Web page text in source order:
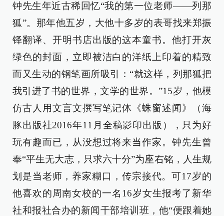
钟先生年近古稀回忆“我的第一位老师——列那
狐”。那年他五岁，大他十多岁的表哥找来郑振
铎翻译、开明书店出版的这本童书。他打开灰
绿色的封面，立即被洁白的洋纸上印着的精致
而又生动的钢笔画所吸引：“就这样，列那狐把
我引进了书的世界，文学的世界。”15岁，他模
仿古人用文言文撰写笔记体《蛛窗述闻》（海
豚出版社2016年11月全稿影印出版），只为好
玩有趣而已，从没想过将来当作家。钟先生曾
奉“平生无大志，只求六十分”为座右铭，人生规
划是当老师，养家糊口，传宗接代。可17岁的
他喜欢的周南女校的一名16岁女生报考了新华
社和报社合办的新闻干部培训班，他“便跟着她